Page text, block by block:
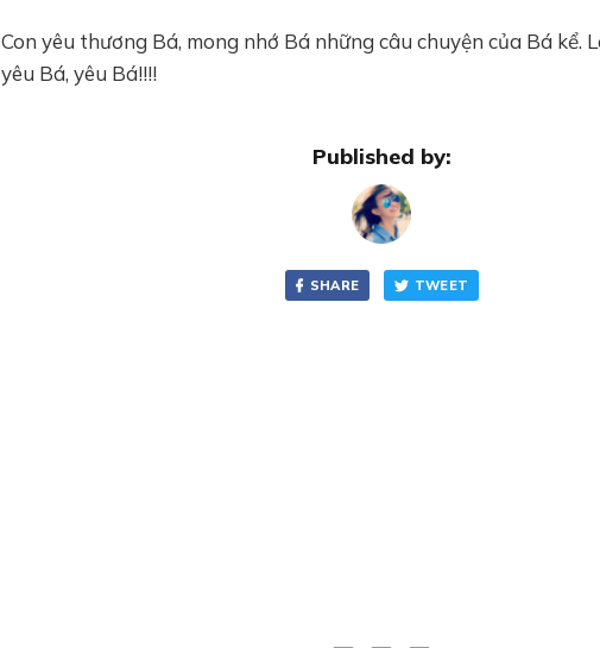
Con yêu thương Bá, mong nhớ Bá những câu chuyện của Bá kể.
yêu Bá, yêu Bá!!!!
Published by:
SHARE TWEET